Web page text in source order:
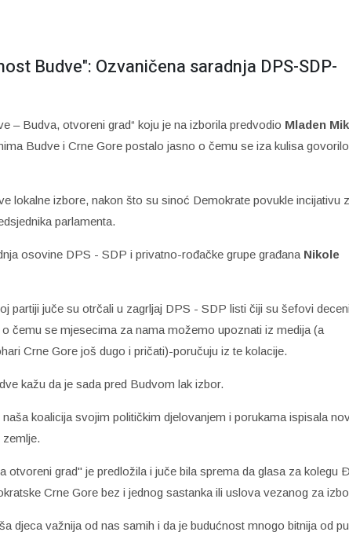
Budve": Ozvaničena saradnja DPS-SDP-
– Budva, otvoreni grad“ koju je na izborila predvodio Mladen
Budve i Crne Gore postalo jasno o čemu se iza kulisa govorilo
lokalne izbore, nakon što su sinoć Demokrate povukle incijativu
parlamenta.
osovine DPS - SDP i privatno-rođačke grupe građana Nikole
partiji juče su otrčali u zagrljaj DPS - SDP listi čiji su šefovi
čemu se mjesecima za nama možemo upoznati iz medija (a
Crne Gore još dugo i pričati)-poručuju iz te kolacije.
kažu da je sada pred Budvom lak izbor.
koalicija svojim političkim djelovanjem i porukama ispisala
otvoreni grad" je predložila i juče bila sprema da glasa za kolegu
Crne Gore bez i jednog sastanka ili uslova vezanog za
djeca važnija od nas samih i da je budućnost mnogo bitnija od